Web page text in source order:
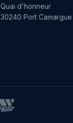
Quai d'honneur
30240 Port Camargue